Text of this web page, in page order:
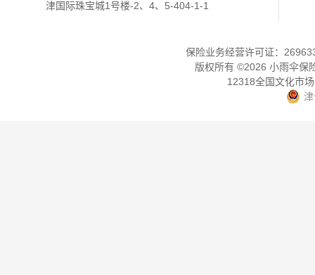
津国际珠宝城1号楼-2、4、5-404-1-1
保险业务经营许可证：
版权所有 ©2026 小雨伞保
12318全国文化市